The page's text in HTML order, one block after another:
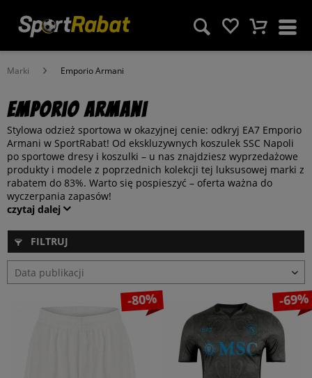
Marki Emporio Armani
Emporio Armani
Stylowa odzież sportowa w okazyjnej cenie: odkryj EA7 Emporio
Armani w SportRabat! Od ekskluzywnych koszulek SSC Napoli
po sportowe dresy i koszulki – u nas znajdziesz wyprzedażowe
produkty i modele z poprzednich kolekcji tej luksusowej marki z
rabatem do 83%. Warto się pospieszyć – oferta ważna do
wyczerpania zapasów!
czytaj dalej
FILTRUJ
-80% -69%